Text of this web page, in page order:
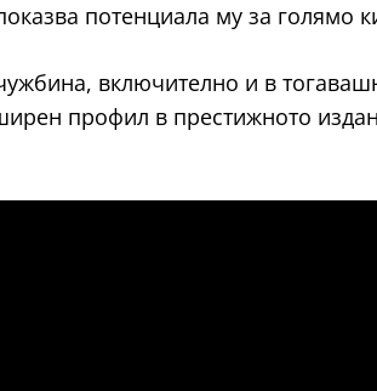
потенциала му за голямо
включително и в
профил в престижното